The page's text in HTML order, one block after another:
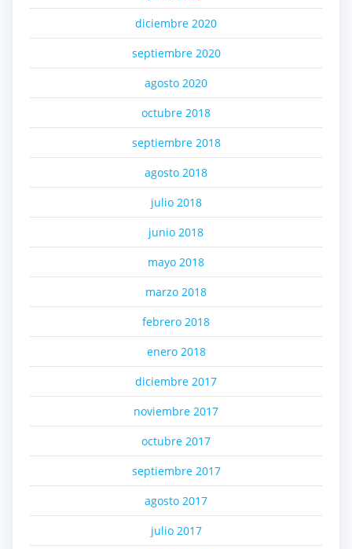
diciembre 2020
septiembre 2020
agosto 2020
octubre 2018
septiembre 2018
agosto 2018
julio 2018
junio 2018
mayo 2018
marzo 2018
febrero 2018
enero 2018
diciembre 2017
noviembre 2017
octubre 2017
septiembre 2017
agosto 2017
julio 2017